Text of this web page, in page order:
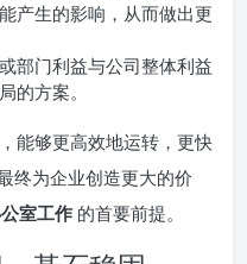
产生的影响，从而做出更
部门利益与公司整体利益
的方案。
能够更高效地运转，更快
终为企业创造更大的价
室工作 的首要前提。